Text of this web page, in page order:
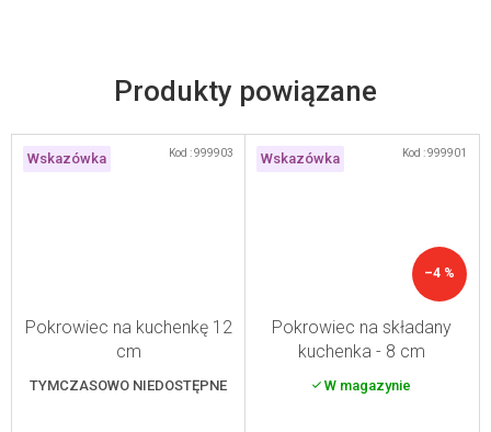
Produkty powiązane
Wskazówka
Pokrowiec na kuchenkę 12
cm
TYMCZASOWO NIEDOSTĘPNE
Kod :999903 Wskazówka
–4 %
Pokrowiec na składany
kuchenka - 8 cm
W magazynie
Kod :999901